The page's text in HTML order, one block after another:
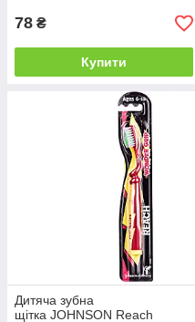
78 ₴
Купити
Дитяча зубна
щітка JOHNSON Reach